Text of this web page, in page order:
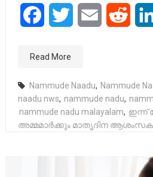
FacebookTwitter Email
Read More
Nammude Naadu, Nammude
naadu nws, nammude nadu,
nammude nadu malayalam, ഇന്ന്
അമ്മമാർക്കും മാതൃദിന